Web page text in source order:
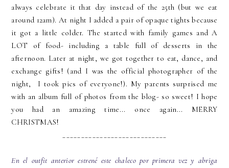
always celebrate it that day instead of the 25th (but we eat
around 12am). At night I added a pair of opaque tights because
it got a little colder. The started with family games and A
LOT of food- including a table full of desserts in the
afternoon. Later at night, we got together to eat, dance, and
exchange gifts! (and I was the official photographer of the
night, I took pics of everyone!). My parents surprised me
with an album full of photos from the blog- so sweet! I hope
you had an amazing time... once again... MERRY
CHRISTMAS!
En el outfit anterior estrené este chaleco por primera vez y abriga